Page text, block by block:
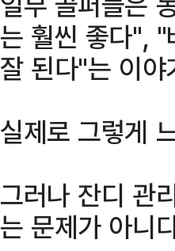
는 훨씬 좋다", "
잘 된다"는 이
실제로 그렇게
그러나 잔디 관
는 문제가 아니